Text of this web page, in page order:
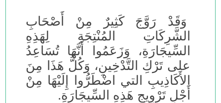
وَقَدْ رَوَّجَ كَثِيرٌ مِنْ أَصْحَابِ
الشَّرِكَاتِ المُنْتِجَةِ لِهَذِهِ
السِّيجَارَةِ، وَزَعَمُوا أَنَّهَا تُسَاعِدُ
على تَرْكِ التَّدْخِينِ، وَكُلُّ هَذَا مِنَ
الأَكَاذِيبِ التي اضْطَرُّوا إِلَيْهَا مِنْ
أَجْلِ تَرْوِيجِ هَذِهِ السِّيجَارَةِ.